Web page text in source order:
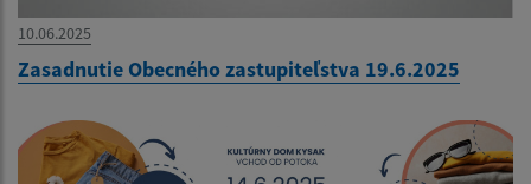
10.06.2025
Zasadnutie Obecného zastupiteľstva 19.6.2025